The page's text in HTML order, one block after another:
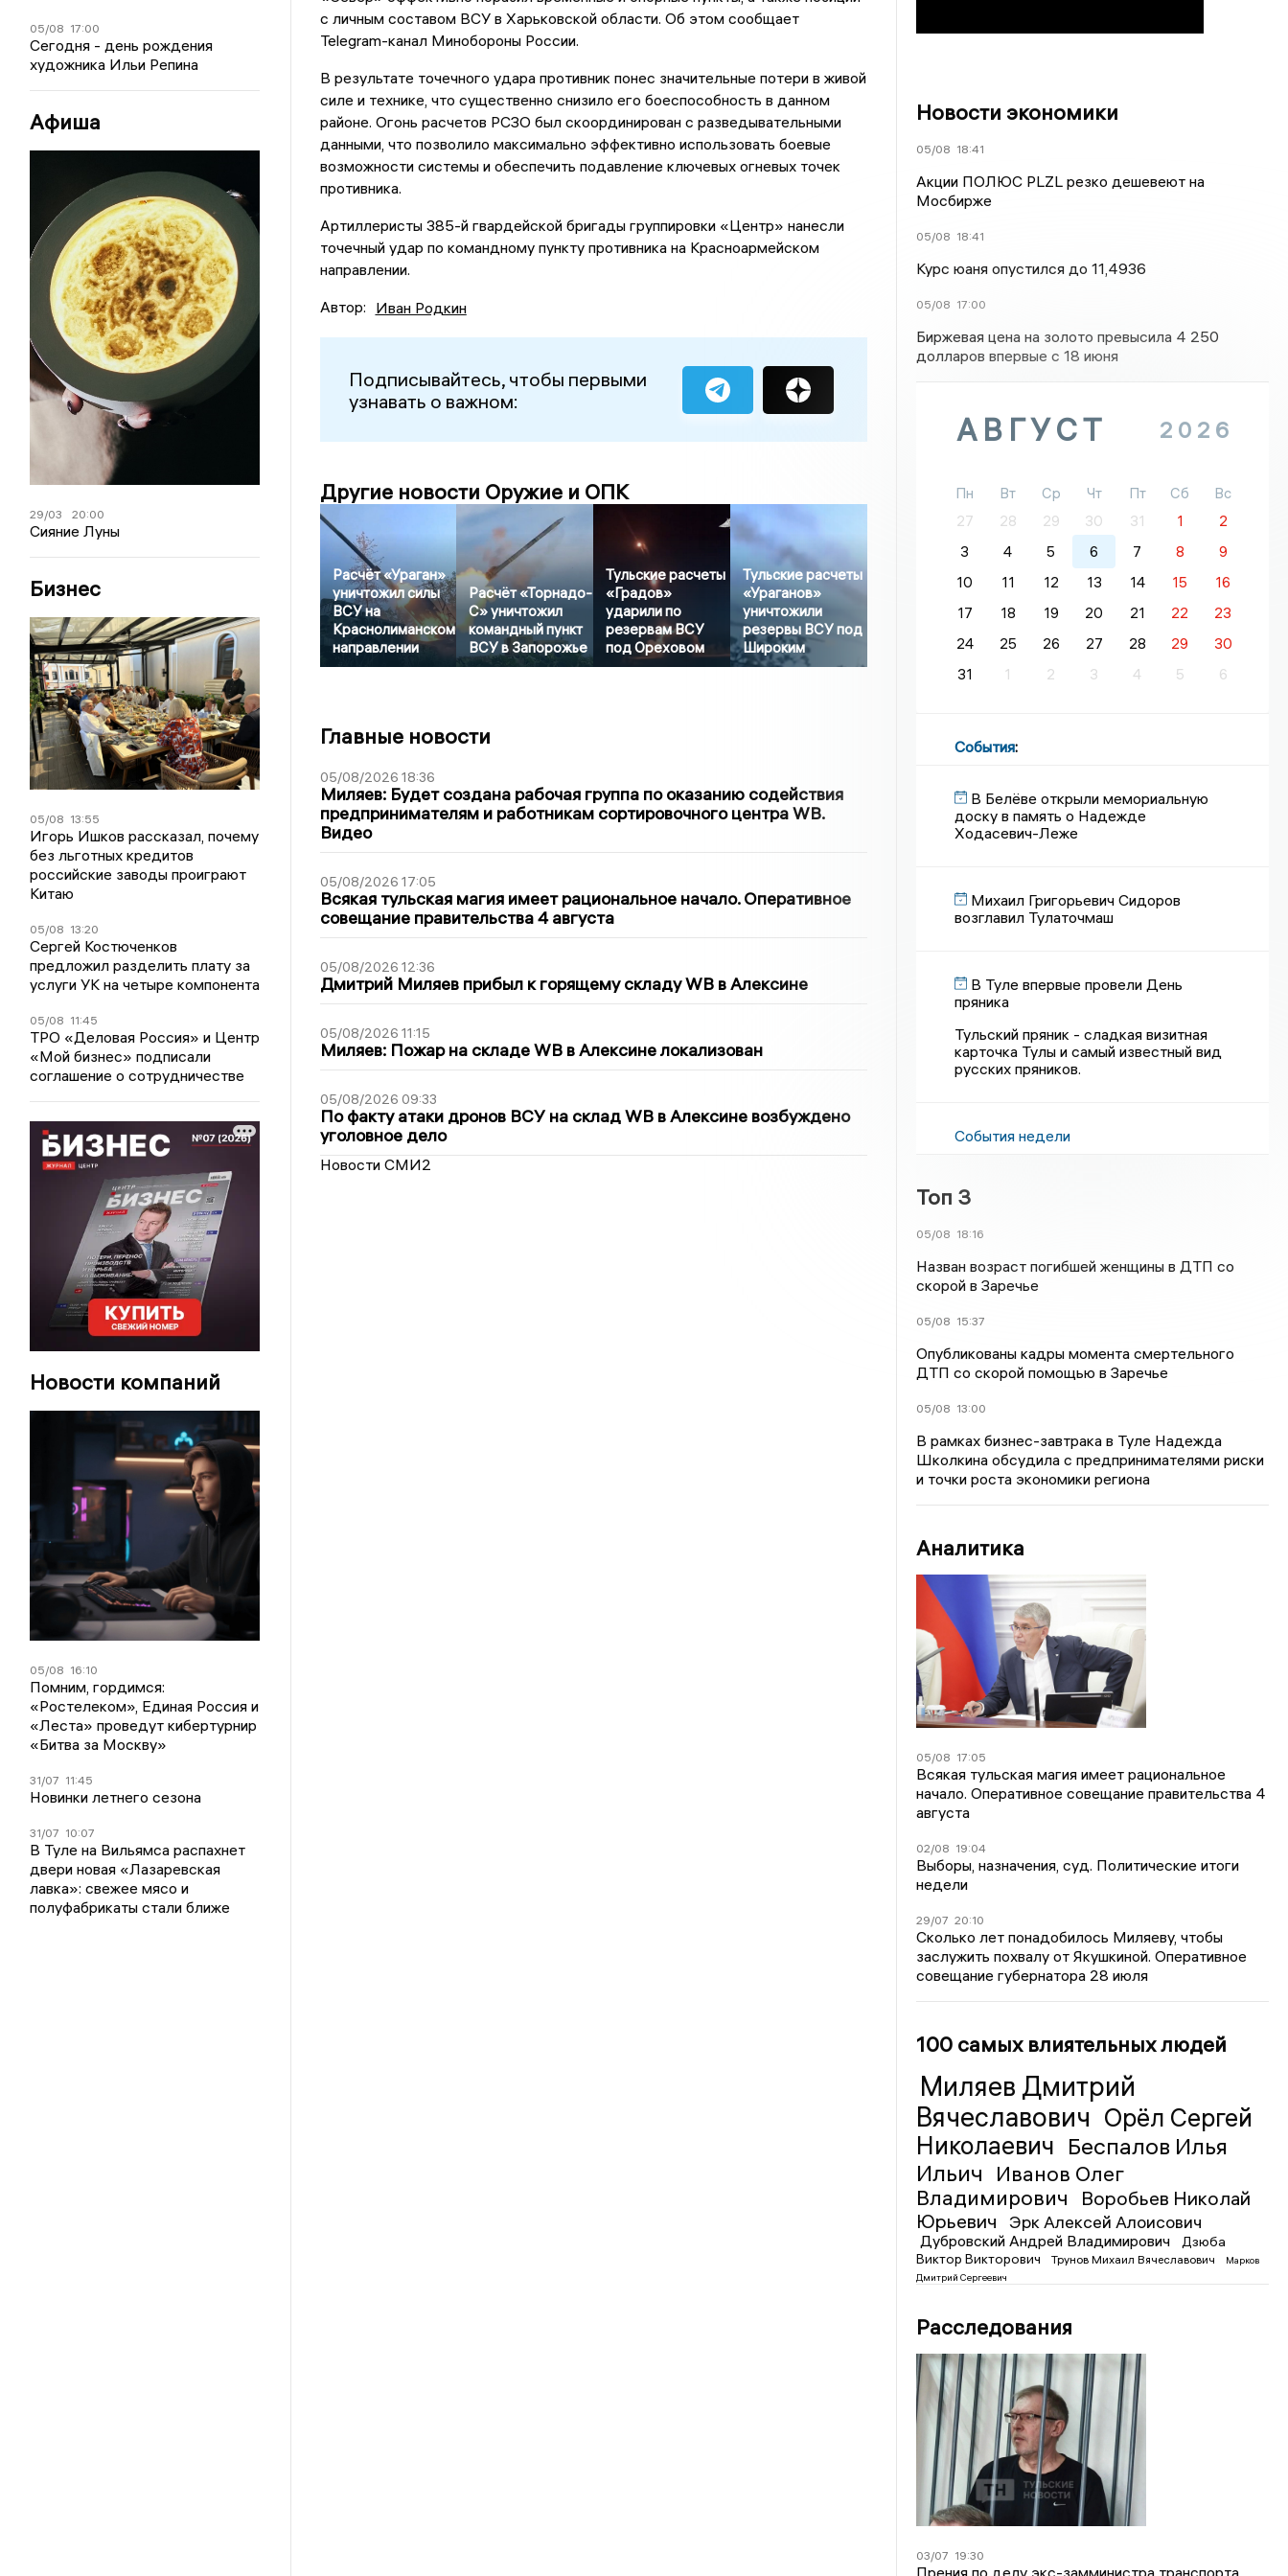
05/08 17:00
Сегодня - день рождения
художника Ильи Репина
Афиша
29/03 20:00
Сияние Луны
Бизнес
05/08 13:55
Игорь Ишков рассказал, почему
без льготных кредитов
российские заводы проиграют
Китаю
05/08 13:20
Сергей Костюченков
предложил разделить плату за
услуги УК на четыре компонента
05/08 11:45
ТРО «Деловая Россия» и Центр
«Мой бизнес» подписали
соглашение о сотрудничестве
Новости компаний
05/08 16:10
Помним, гордимся:
«Ростелеком», Единая Россия и
«Леста» проведут кибертурнир
«Битва за Москву»
31/07 11:45
Новинки летнего сезона
31/07 10:07
В Туле на Вильямса распахнет
двери новая «Лазаревская
лавка»: свежее мясо и
полуфабрикаты стали ближе
с личным составом ВСУ в Харьковской области. Об этом сообщает
Telegram-канал Минобороны России.
В результате точечного удара противник понес значительные потери в живой
силе и технике, что существенно снизило его боеспособность в данном
районе. Огонь расчетов РСЗО был скоординирован с разведывательными
данными, что позволило максимально эффективно использовать боевые
возможности системы и обеспечить подавление ключевых огневых точек
противника.
Артиллеристы 385-й гвардейской бригады группировки «Центр» нанесли
точечный удар по командному пункту противника на Красноармейском
направлении.
Автор: Иван Родкин
Подписывайтесь, чтобы первыми
узнавать о важном:
Другие новости Оружие и ОПК
Расчёт «Ураган»
уничтожил силы
ВСУ на
Краснолиманском
направлении
Расчёт «Торнадо-
С» уничтожил
командный пункт
ВСУ в Запорожье
Тульские расчеты
«Градов»
ударили по
резервам ВСУ
под Ореховом
Тульские расчеты
«Ураганов»
уничтожили
резервы ВСУ под
Широким
Главные новости
05/08/2026 18:36
Миляев: Будет создана рабочая группа по оказанию содействия
предпринимателям и работникам сортировочного центра WB.
Видео
05/08/2026 17:05
Всякая тульская магия имеет рациональное начало. Оперативное
совещание правительства 4 августа
05/08/2026 12:36
Дмитрий Миляев прибыл к горящему складу WB в Алексине
05/08/2026 11:15
Миляев: Пожар на складе WB в Алексине локализован
05/08/2026 09:33
По факту атаки дронов ВСУ на склад WB в Алексине возбуждено
уголовное дело
Новости СМИ2
Новости экономики
05/08 18:41
Акции ПОЛЮС PLZL резко дешевеют на
Мосбирже
05/08 18:41
Курс юаня опустился до 11,4936
05/08 17:00
Биржевая цена на золото превысила 4 250
долларов впервые с 18 июня
АВГУСТ 2026
Пн Вт Ср Чт Пт Сб
Вс
27
28 29 30 31 1
2
3
4 5 6 7 8
9
10
11 12 13 14 15
16
17
18 19 20 21 22
23
24
25 26 27 28 29
30
31
1 2 3 4 5 6
События:
В Белёве открыли мемориальную
доску в память о Надежде
Ходасевич-Леже
Михаил Григорьевич Сидоров
возглавил Тулаточмаш
В Туле впервые провели День
пряника
Тульский пряник - сладкая визитная
карточка Тулы и самый известный вид
русских пряников.
События недели
Топ 3
05/08 18:16
Назван возраст погибшей женщины в ДТП со
скорой в Заречье
05/08 15:37
Опубликованы кадры момента смертельного
ДТП со скорой помощью в Заречье
05/08 13:00
В рамках бизнес-завтрака в Туле Надежда
Школкина обсудила с предпринимателями риски
и точки роста экономики региона
Аналитика
05/08 17:05
Всякая тульская магия имеет рациональное
начало. Оперативное совещание правительства 4
августа
02/08 19:04
Выборы, назначения, суд. Политические итоги
недели
29/07 20:10
Сколько лет понадобилось Миляеву, чтобы
заслужить похвалу от Якушкиной. Оперативное
совещание губернатора 28 июля
100 самых влиятельных людей
Миляев Дмитрий
Вячеславович Орёл Сергей
Николаевич Беспалов Илья
Ильич
Иванов Олег
Владимирович
Воробьев Николай
Юрьевич
Эрк Алексей Алоисович
Дубровский Андрей Владимирович
Дзюба
Виктор Викторович
Трунов Михаил Вячеславович
Марков
Дмитрий Сергеевич
Расследования
03/07 19:30
Прения по делу экс-замминистра транспорта